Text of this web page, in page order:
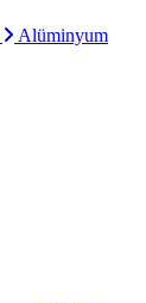
Alüminyum